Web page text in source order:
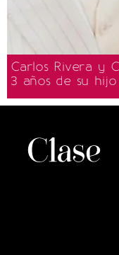
Carlos Rivera y
3 años de su